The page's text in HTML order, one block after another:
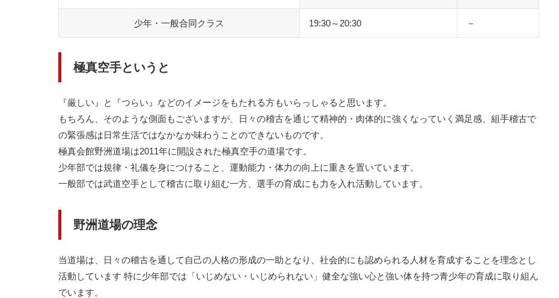
少年・一般合同クラス 19:30～20:30 －
極真空手というと
『厳しい』と『つらい』などのイメージをもたれる方もいらっしゃると思います。
もちろん、そのような側面もございますが、日々の稽古を通じて精神的・肉体的に強くなっていく満足感、組手稽古で
の緊張感は日常生活ではなかなか味わうことのできないものです。
極真会館野洲道場は2011年に開設された極真空手の道場です。
少年部では規律・礼儀を身につけること、運動能力・体力の向上に重きを置いています。
一般部では武道空手として稽古に取り組む一方、選手の育成にも力を入れ活動しています。
野洲道場の理念
当道場は、日々の稽古を通して自己の人格の形成の一助となり、社会的にも認められる人材を育成することを理念とし
活動しています 特に少年部では「いじめない・いじめられない」健全な強い心と強い体を持つ青少年の育成に取り組ん
でいます。